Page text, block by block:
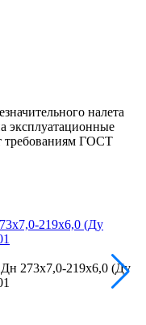
налета
эксплуатационные
требованиям ГОСТ
219х6,0 (Ду
273х7,0-219х6,0 (Ду